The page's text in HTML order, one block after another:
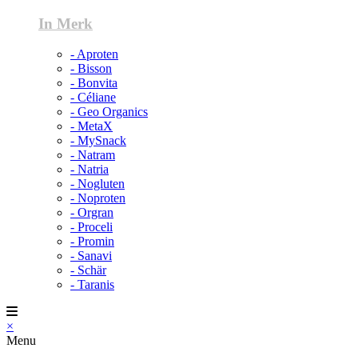
In Merk
- Aproten
- Bisson
- Bonvita
- Céliane
- Geo Organics
- MetaX
- MySnack
- Natram
- Natria
- Nogluten
- Noproten
- Orgran
- Proceli
- Promin
- Sanavi
- Schär
- Taranis
×
Menu